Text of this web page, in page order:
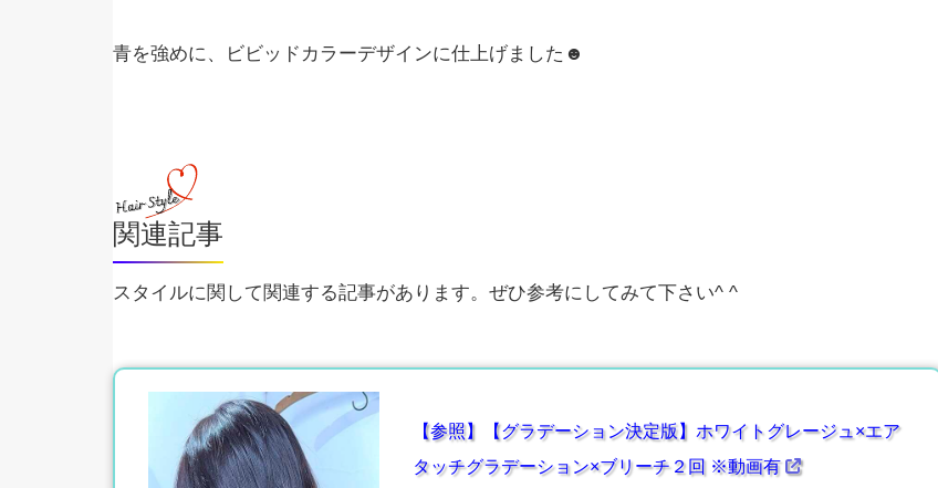
青を強めに、ビビッドカラーデザインに仕上げました☻
関連記事
スタイルに関して関連する記事があります。ぜひ参考にしてみて下さい^ ^
【参照】【グラデーション決定版】ホワイトグレージュ×エア
タッチグラデーション×ブリーチ２回 ※動画有